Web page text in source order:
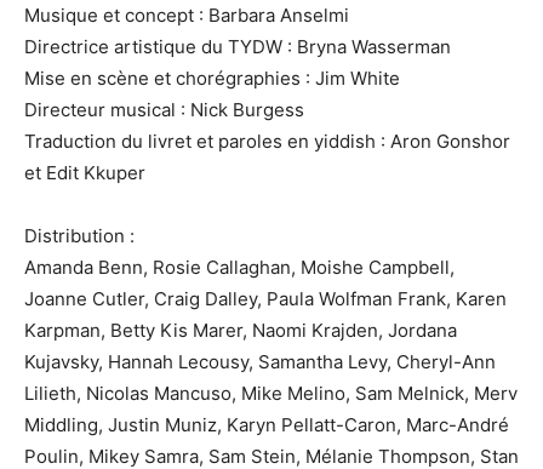
Musique et concept : Barbara Anselmi
Directrice artistique du TYDW : Bryna Wasserman
Mise en scène et chorégraphies : Jim White
Directeur musical : Nick Burgess
Traduction du livret et paroles en yiddish : Aron Gonshor
et Edit Kkuper
Distribution :
Amanda Benn, Rosie Callaghan, Moishe Campbell,
Joanne Cutler, Craig Dalley, Paula Wolfman Frank, Karen
Karpman, Betty Kis Marer, Naomi Krajden, Jordana
Kujavsky, Hannah Lecousy, Samantha Levy, Cheryl-Ann
Lilieth, Nicolas Mancuso, Mike Melino, Sam Melnick, Merv
Middling, Justin Muniz, Karyn Pellatt-Caron, Marc-André
Poulin, Mikey Samra, Sam Stein, Mélanie Thompson, Stan